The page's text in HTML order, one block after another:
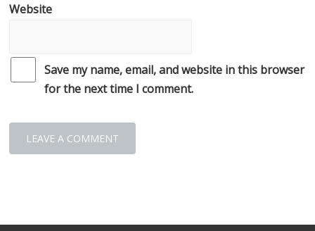
Website
Save my name, email, and website in this browser
for the next time I comment.